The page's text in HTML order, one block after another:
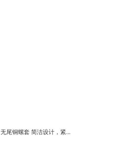
无尾铜螺套 简洁设计，紧...